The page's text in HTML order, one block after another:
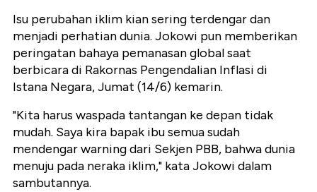
Isu perubahan iklim kian sering terdengar dan
menjadi perhatian dunia. Jokowi pun memberikan
peringatan bahaya pemanasan global saat
berbicara di Rakornas Pengendalian Inflasi di
Istana Negara, Jumat (14/6) kemarin.
"Kita harus waspada tantangan ke depan tidak
mudah. Saya kira bapak ibu semua sudah
mendengar warning dari Sekjen PBB, bahwa dunia
menuju pada neraka iklim," kata Jokowi dalam
sambutannya.